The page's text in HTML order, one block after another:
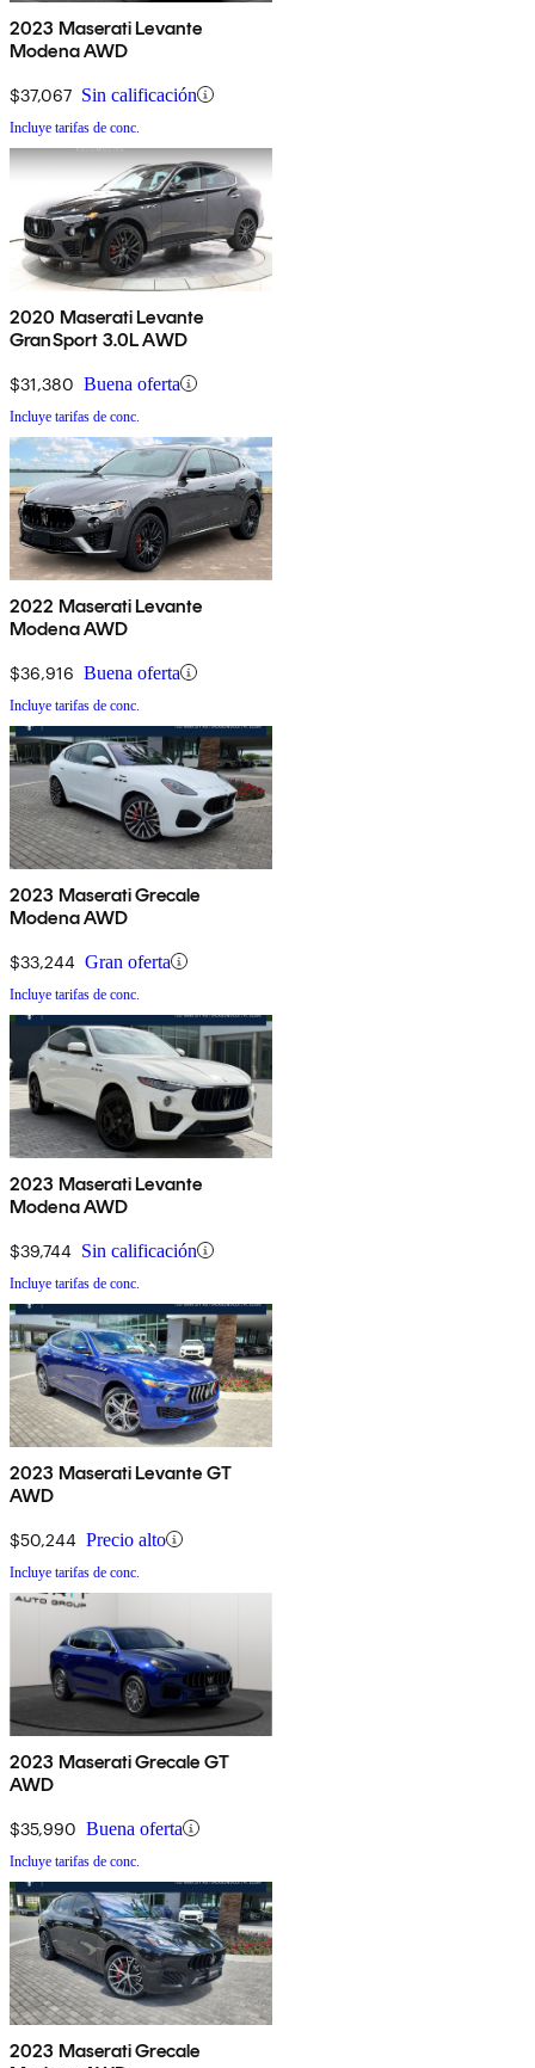
2023 Maserati Levante
Modena AWD
$37,067 Sin calificación
Incluye tarifas de conc.
2020 Maserati Levante
GranSport 3.0L AWD
$31,380 Buena oferta
Incluye tarifas de conc.
2022 Maserati Levante
Modena AWD
$36,916 Buena oferta
Incluye tarifas de conc.
2023 Maserati Grecale
Modena AWD
$33,244 Gran oferta
Incluye tarifas de conc.
2023 Maserati Levante
Modena AWD
$39,744 Sin calificación
Incluye tarifas de conc.
2023 Maserati Levante GT
AWD
$50,244 Precio alto
Incluye tarifas de conc.
2023 Maserati Grecale GT
AWD
$35,990 Buena oferta
Incluye tarifas de conc.
2023 Maserati Grecale